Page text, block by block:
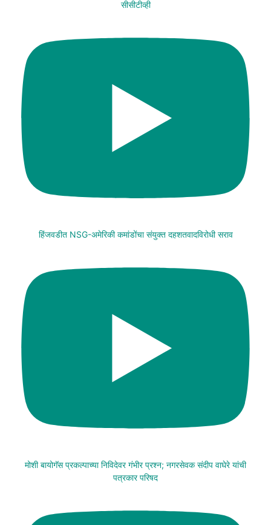
सीसीटीव्ही
हिंजवडीत NSG-अमेरिकी कमांडोंचा संयुक्त दहशतवादविरोधी सराव
मोशी बायोगॅस प्रकल्पाच्या निविदेवर गंभीर प्रश्न; नगरसेवक संदीप वाघेरे यांची
पत्रकार परिषद